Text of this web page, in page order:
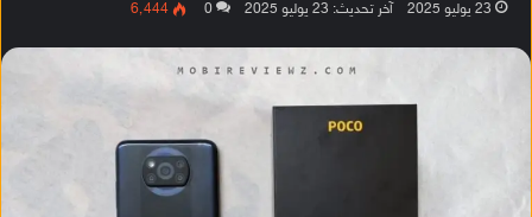
23 يوليو 2025 آخر تحديث: 23 يوليو 2025 0 6٬444